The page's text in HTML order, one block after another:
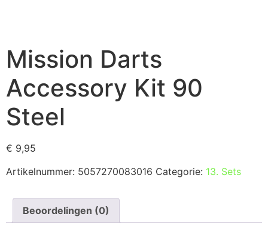
Mission Darts
Accessory Kit 90
Steel
€ 9,95
Artikelnummer: 5057270083016 Categorie: 13. Sets
Beoordelingen (0)